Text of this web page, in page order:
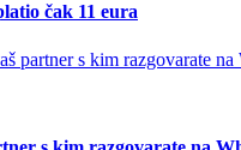
čak 11 eura